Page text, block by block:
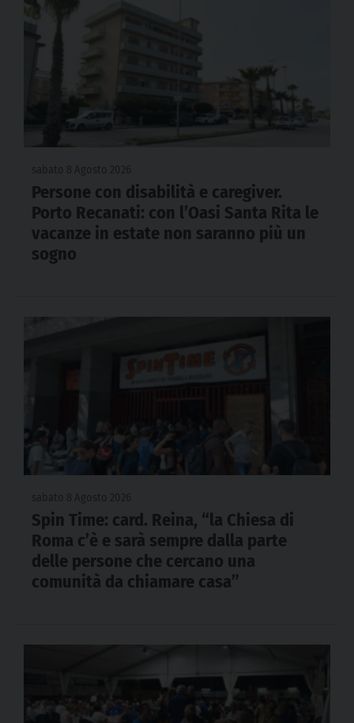
Persone con disabilità e caregiver.
Porto Recanati: con l’Oasi Santa Rita le
vacanze in estate non saranno più un
sogno
Spin Time: card. Reina, “la Chiesa di
Roma c’è e sarà sempre dalla parte
delle persone che cercano una
comunità da chiamare casa”